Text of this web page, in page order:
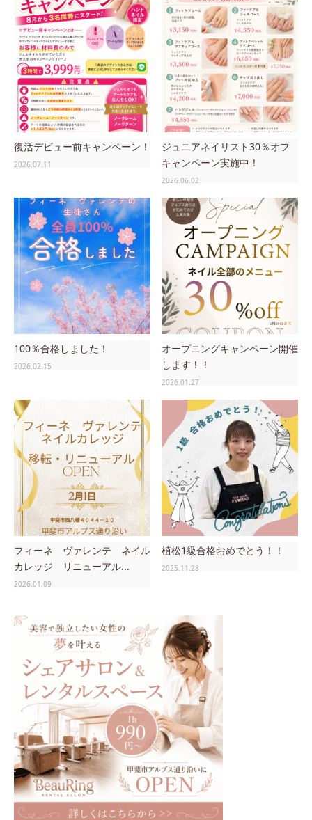
復活デビュー前キャンペーン！
2026.07.11
ジュニアネイリスト30％オフ
キャンペーン実施中！
2026.06.02
100％合格しました！
2026.02.15
オープニングキャンペーン開催
します！！
2026.01.27
フィーネ ヴァレンテ ネイル
カレッジ リニューアル...
2026.01.09
植松1級合格おめでとう！！
2025.11.28